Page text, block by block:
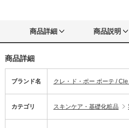
商品詳細 商品説明
商品詳細
ブランド名 クレ・ド・ポー ボーテ /
カテゴリ スキンケア・基礎化粧品